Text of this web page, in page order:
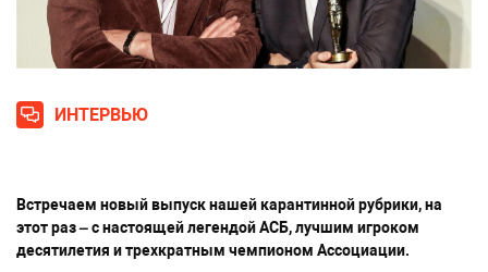
ИНТЕРВЬЮ
Встречаем новый выпуск нашей карантинной рубрики, на
этот раз – с настоящей легендой АСБ, лучшим игроком
десятилетия и трехкратным чемпионом Ассоциации.